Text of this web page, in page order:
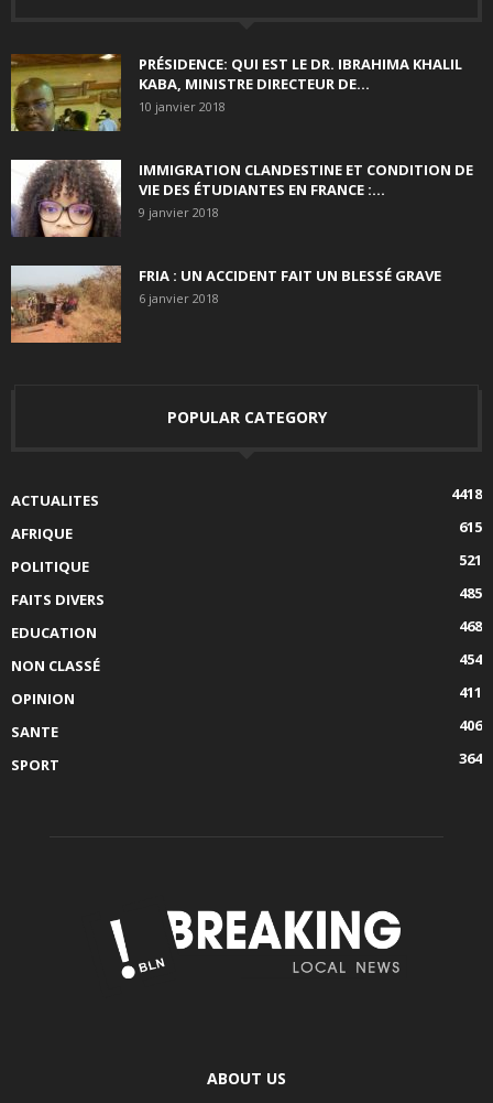
PRÉSIDENCE: QUI EST LE DR. IBRAHIMA KHALIL
KABA, MINISTRE DIRECTEUR DE...
10 janvier 2018
IMMIGRATION CLANDESTINE ET CONDITION DE
VIE DES ÉTUDIANTES EN FRANCE :...
9 janvier 2018
FRIA : UN ACCIDENT FAIT UN BLESSÉ GRAVE
6 janvier 2018
POPULAR CATEGORY
ACTUALITES
4418
AFRIQUE
615
POLITIQUE
521
FAITS DIVERS
485
EDUCATION
468
NON CLASSÉ
454
OPINION
411
SANTE
406
SPORT
364
ABOUT US